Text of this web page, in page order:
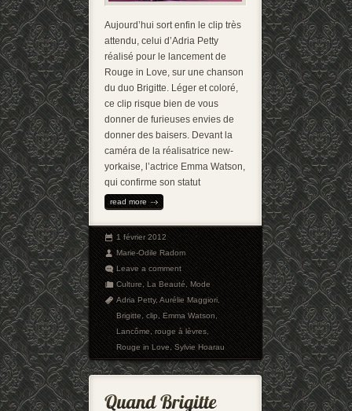
Aujourd’hui sort enfin le clip très
attendu, celui d’Adria Petty
réalisé pour le lancement de
Rouge in Love, sur une chanson
du duo Brigitte. Léger et coloré,
ce clip risque bien de vous
donner de furieuses envies de
donner des baisers. Devant la
caméra de la réalisatrice new-
yorkaise, l’actrice Emma Watson,
qui confirme son statut
read more
1 février 2012
Marie-Odile Radom
Leave a comment
Culture,La Beauté,Mode
Adria Petty,Aurélie Maggiori,
Brigitte,clip,Emma Watson,
Lancôme,rouge à lèvres,
Rouge in Love,Sylvie Hoarau